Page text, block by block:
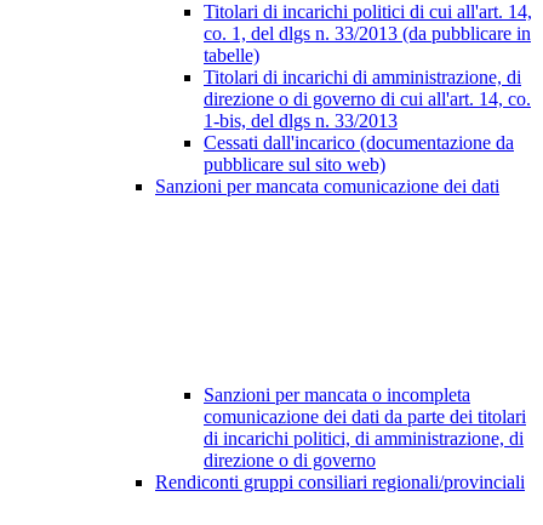
Titolari di incarichi politici di cui all'art. 14,
co. 1, del dlgs n. 33/2013 (da pubblicare in
tabelle)
Titolari di incarichi di amministrazione, di
direzione o di governo di cui all'art. 14, co.
1-bis, del dlgs n. 33/2013
Cessati dall'incarico (documentazione da
pubblicare sul sito web)
Sanzioni per mancata comunicazione dei dati
Sanzioni per mancata o incompleta
comunicazione dei dati da parte dei titolari
di incarichi politici, di amministrazione, di
direzione o di governo
Rendiconti gruppi consiliari regionali/provinciali